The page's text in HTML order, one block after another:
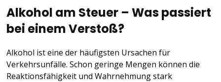
Alkohol am Steuer – Was passiert
bei einem Verstoß?
Alkohol ist eine der häufigsten Ursachen für
Verkehrsunfälle. Schon geringe Mengen können die
Reaktionsfähigkeit und Wahrnehmung stark